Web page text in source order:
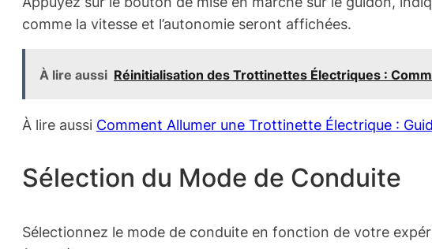
comme la vitesse et l’autonomie seront affichées.
À lire aussi Réinitialisation des Trottinettes Électriques :
À lire aussi Comment Allumer une Trottinette Électrique :
Sélection du Mode de Conduite
Sélectionnez le mode de conduite en fonction de votre